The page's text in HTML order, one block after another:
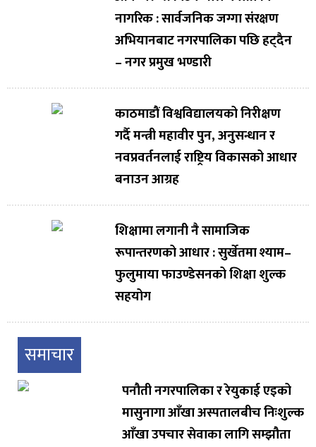
नागरिक : सार्वजनिक जग्गा संरक्षण
अभियानबाट नगरपालिका पछि हट्दैन
– नगर प्रमुख भण्डारी
काठमाडौं विश्वविद्यालयको निरीक्षण
गर्दै मन्त्री महावीर पुन, अनुसन्धान र
नवप्रवर्तनलाई राष्ट्रिय विकासको आधार
बनाउन आग्रह
शिक्षामा लगानी नै सामाजिक
रूपान्तरणको आधार : सुर्खेतमा श्याम–
फुलुमाया फाउण्डेसनको शिक्षा शुल्क
सहयोग
समाचार
पनौती नगरपालिका र रेयुकाई एइको
मासुनागा आँखा अस्पतालबीच निःशुल्क
आँखा उपचार सेवाका लागि सम्झौता